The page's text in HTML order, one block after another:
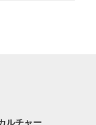
ルチャー